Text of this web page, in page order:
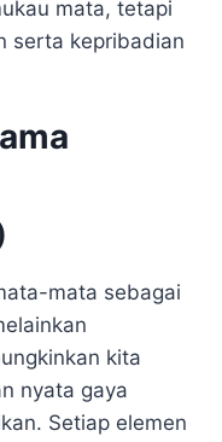
mata, tetapi
serta kepribadian
mata sebagai
kita
nyata gaya
Setiap elemen